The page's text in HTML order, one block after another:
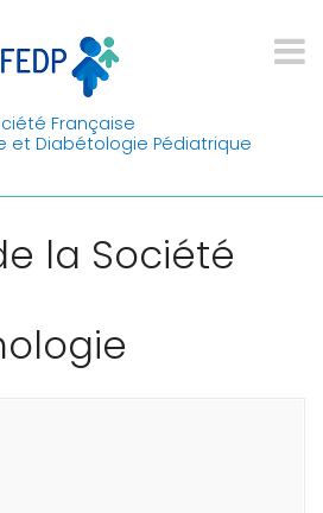
Française
et Diabétologie Pédiatrique
la Société